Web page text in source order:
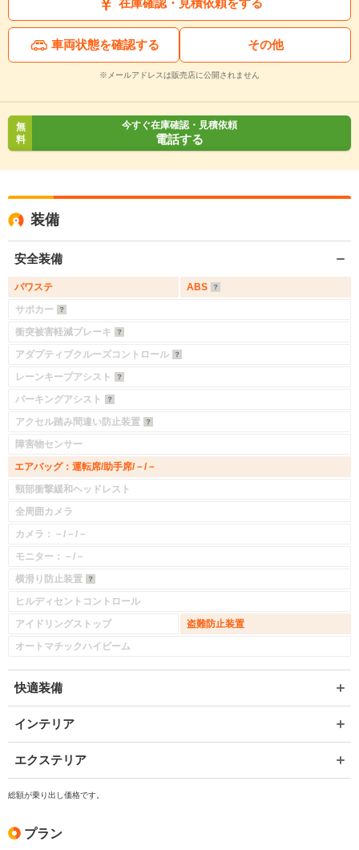
在庫確認・見積依頼をする
車両状態を確認する その他
※メールアドレスは販売店に公開されません
無
料
今すぐ在庫確認・見積依頼
電話する
装備
安全装備
パワステ
ABS
サポカー
衝突被害軽減ブレーキ
アダプティブクルーズコントロール
レーンキープアシスト
パーキングアシスト
アクセル踏み間違い防止装置
障害物センサー
エアバッグ：運転席/助手席/－/－
頸部衝撃緩和ヘッドレスト
全周囲カメラ
カメラ：－/－/－
モニター：－/－
横滑り防止装置
ヒルディセントコントロール
アイドリングストップ
盗難防止装置
オートマチックハイビーム
快適装備
インテリア
エクステリア
総額が乗り出し価格です。
プラン